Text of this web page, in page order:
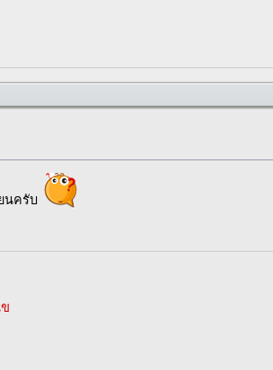
นครับ